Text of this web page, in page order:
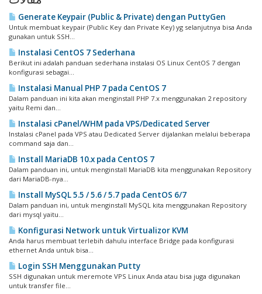
Generate Keypair (Public & Private) dengan PuttyGen
Untuk membuat keypair (Public Key dan Private Key) yg selanjutnya bisa Anda
gunakan untuk SSH...
Instalasi CentOS 7 Sederhana
Berikut ini adalah panduan sederhana instalasi OS Linux CentOS 7 dengan
konfigurasi sebagai...
Instalasi Manual PHP 7 pada CentOS 7
Dalam panduan ini kita akan menginstall PHP 7.x menggunakan 2 repository
yaitu Remi dan...
Instalasi cPanel/WHM pada VPS/Dedicated Server
Instalasi cPanel pada VPS atau Dedicated Server dijalankan melalui beberapa
command saja dan...
Install MariaDB 10.x pada CentOS 7
Dalam panduan ini, untuk menginstall MariaDB kita menggunakan Repository
dari MariaDB-nya...
Install MySQL 5.5 / 5.6 / 5.7 pada CentOS 6/7
Dalam panduan ini, untuk menginstall MySQL kita menggunakan Repository
dari mysql yaitu...
Konfigurasi Network untuk Virtualizor KVM
Anda harus membuat terlebih dahulu interface Bridge pada konfigurasi
ethernet Anda untuk bisa...
Login SSH Menggunakan Putty
SSH digunakan untuk meremote VPS Linux Anda atau bisa juga digunakan
untuk transfer file...